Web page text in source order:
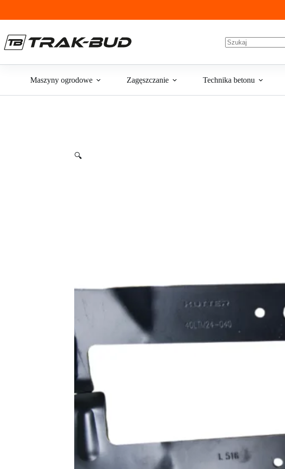
treści
Maszyny ogrodowe Zagęszczanie Technika betonu
🔍